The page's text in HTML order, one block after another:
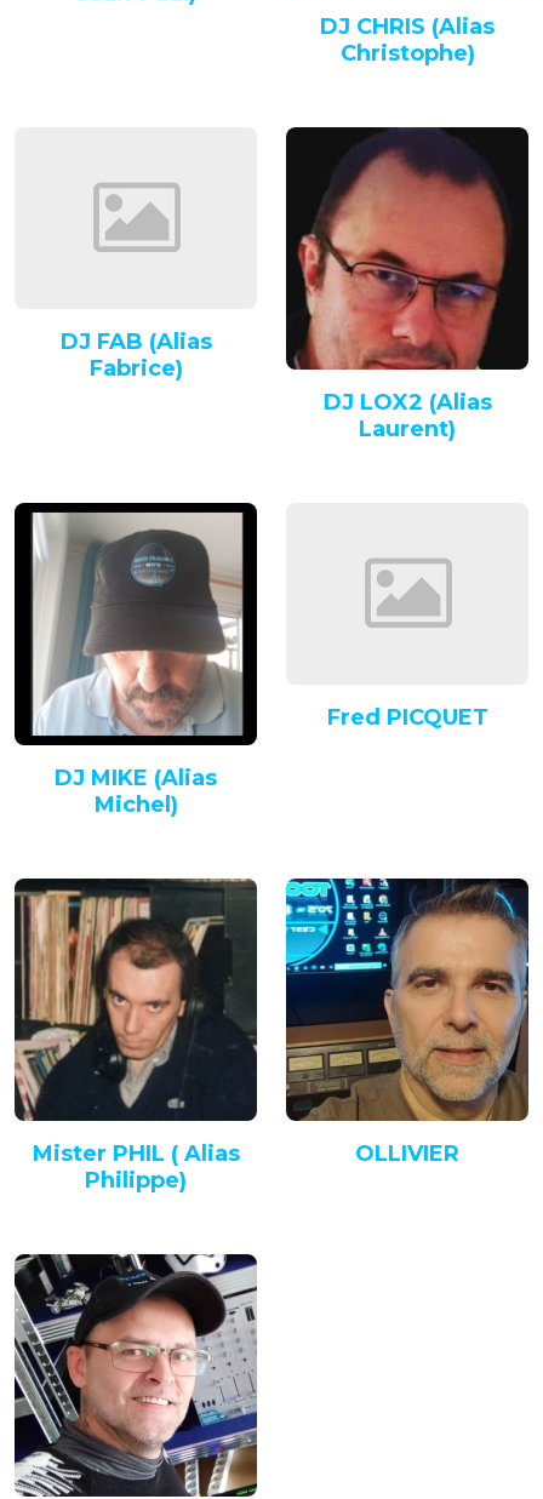
DJ CHRIS (Alias
Christophe)
DJ FAB (Alias
Fabrice)
DJ LOX2 (Alias
Laurent)
DJ MIKE (Alias
Michel)
Fred PICQUET
Mister PHIL ( Alias
Philippe)
OLLIVIER